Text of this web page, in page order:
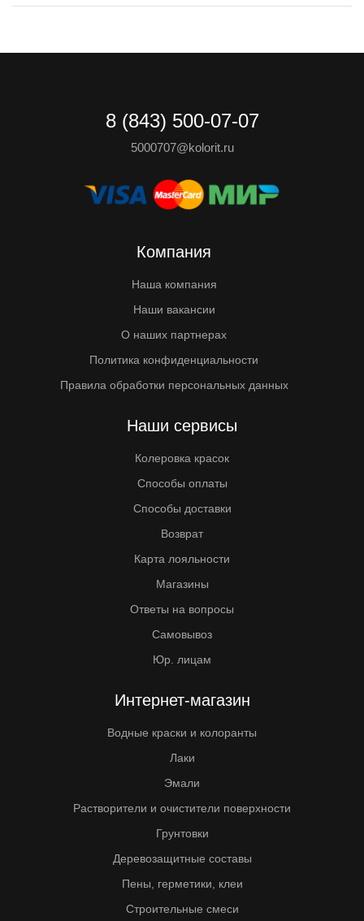
8 (843) 500-07-07
5000707@kolorit.ru
Компания
Наша компания
Наши вакансии
О наших партнерах
Политика конфиденциальности
Правила обработки персональных данных
Наши сервисы
Колеровка красок
Способы оплаты
Способы доставки
Возврат
Карта лояльности
Магазины
Ответы на вопросы
Самовывоз
Юр. лицам
Интернет-магазин
Водные краски и колоранты
Лаки
Эмали
Растворители и очистители поверхности
Грунтовки
Деревозащитные составы
Пены, герметики, клеи
Строительные смеси